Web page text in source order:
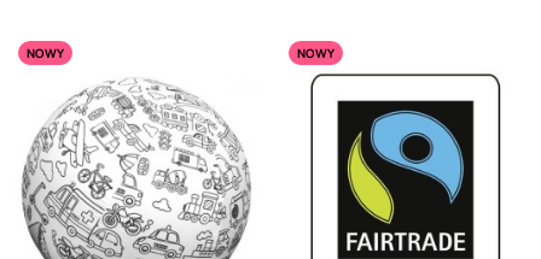
NOWY NOWY